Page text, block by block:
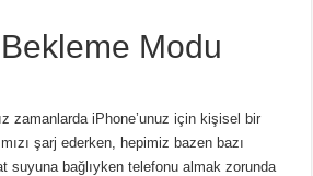
Modu
zamanlarda iPhone’unuz için kişisel bir
şarj ederken, hepimiz bazen bazı
suyuna bağlıyken telefonu almak zorunda